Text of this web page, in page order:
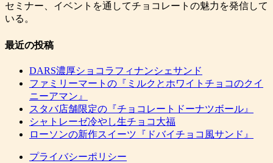
セミナー、イベントを通してチョコレートの魅力を発信して
いる。
最近の投稿
DARS濃厚ショコラフィナンシェサンド
ファミリーマートの『ミルクとホワイトチョコのクイ
ニーアマン』
スタバ店舗限定の『チョコレートドーナツボール』
シャトレーゼ冷やし生チョコ大福
ローソンの新作スイーツ『ドバイチョコ風サンド』
プライバシーポリシー